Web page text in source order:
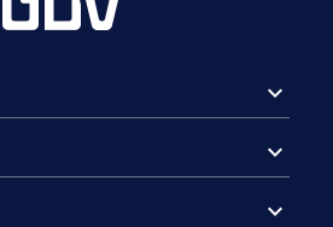
expand_more
expand_more
expand_more